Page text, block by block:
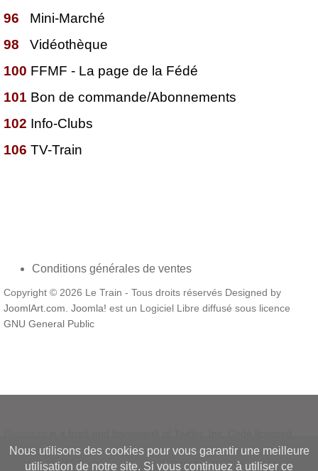
96 Mini-Marché
98 Vidéothèque
100 FFMF - La page de la Fédé
101 Bon de commande/Abonnements
102 Info-Clubs
106 TV-Train
Conditions générales de ventes
Copyright © 2026 Le Train - Tous droits réservés Designed by
JoomlArt.com. Joomla! est un Logiciel Libre diffusé sous licence
GNU General Public
underMIT License.
Font Awesomefont licensed underSIL OFL 1.1.
Nous utilisons des cookies pour vous garantir une meilleure
utilisation de notre site. Si vous continuez à utiliser ce